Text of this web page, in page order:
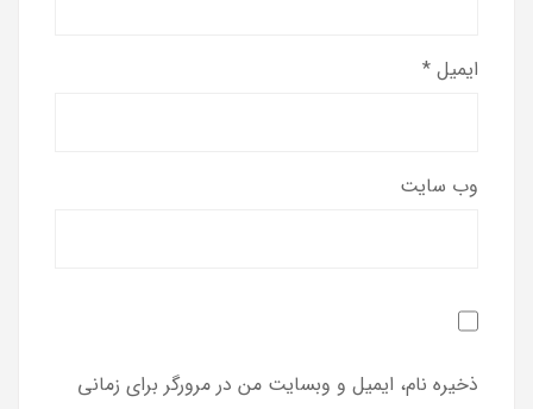
ایمیل *
وب‌ سایت
ذخیره نام، ایمیل و وبسایت من در مرورگر برای زمانی